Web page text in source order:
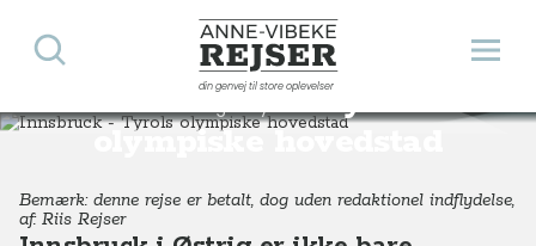
Anne-Vibeke Rejser
din genvej til store oplevelser
Åbn
Søg
Innsbruck - Tyrols
olympiske hovedstad
Destinationer Europa Østrig Tyrol Innsbruck - Tyrols olympiske hovedstad, Østrig
Bemærk: denne rejse er betalt, dog uden redaktionel indflydelse,
af: Riis Rejser